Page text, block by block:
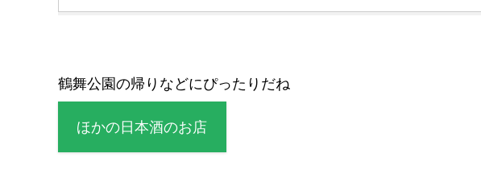
鶴舞公園の帰りなどにぴったりだね
ほかの日本酒のお店